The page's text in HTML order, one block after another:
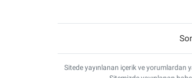
Sitede yayınlanan içerik ve yorumlardan